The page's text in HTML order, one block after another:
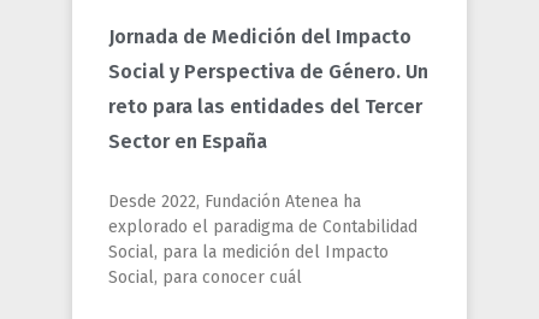
Jornada de Medición del Impacto
Social y Perspectiva de Género. Un
reto para las entidades del Tercer
Sector en España
Desde 2022, Fundación Atenea ha
explorado el paradigma de Contabilidad
Social, para la medición del Impacto
Social, para conocer cuál